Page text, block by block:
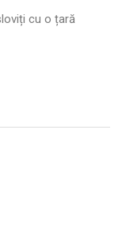
cu o țară